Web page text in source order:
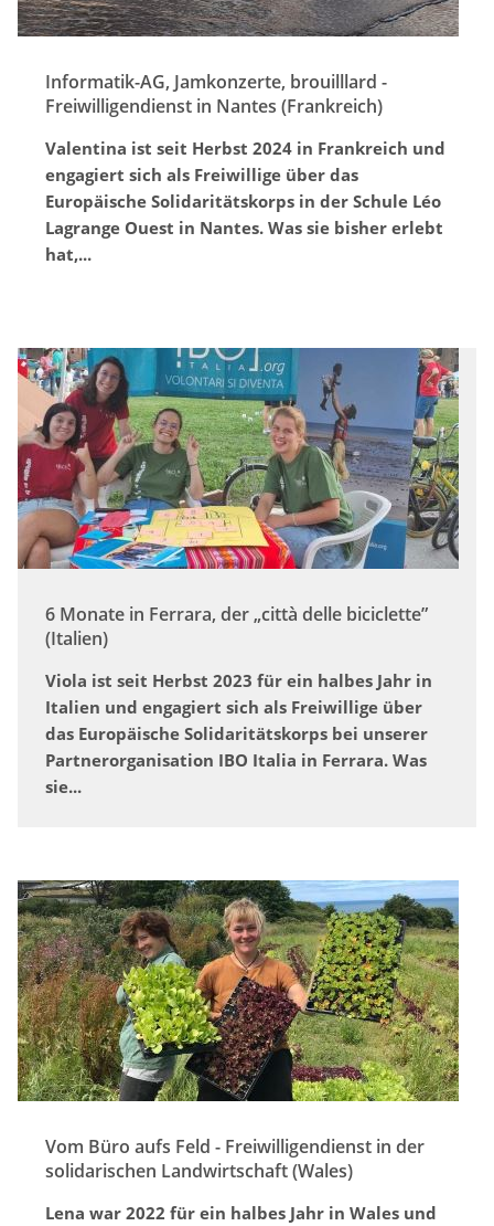
Informatik-AG, Jamkonzerte, brouilllard -
Freiwilligendienst in Nantes (Frankreich)
Valentina ist seit Herbst 2024 in Frankreich und
engagiert sich als Freiwillige über das
Europäische Solidaritätskorps in der Schule Léo
Lagrange Ouest in Nantes. Was sie bisher erlebt
hat,...
6 Monate in Ferrara, der „città delle biciclette”
(Italien)
Viola ist seit Herbst 2023 für ein halbes Jahr in
Italien und engagiert sich als Freiwillige über
das Europäische Solidaritätskorps bei unserer
Partnerorganisation IBO Italia in Ferrara. Was
sie...
Vom Büro aufs Feld - Freiwilligendienst in der
solidarischen Landwirtschaft (Wales)
Lena war 2022 für ein halbes Jahr in Wales und